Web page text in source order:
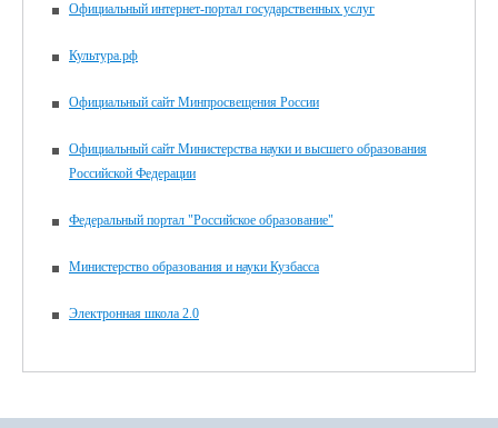
Официальный интернет-портал государственных услуг
Культура.рф
Официальный сайт Минпросвещения России
Официальный сайт Министерства науки и высшего образования
Российской Федерации
Федеральный портал "Российское образование"
Министерство образования и науки Кузбасса
Электронная школа 2.0